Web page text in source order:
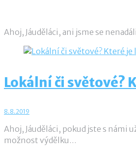
Ahoj, Jáuděláci, ani jsme se
Lokální či světové?
8.8.2019
Ahoj, Jáuděláci, pokud jste s
možnost výdělku…